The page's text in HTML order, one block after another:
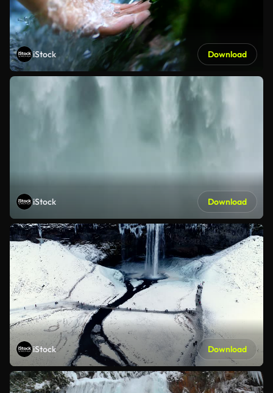
iStock Download
iStock Download
iStock Download